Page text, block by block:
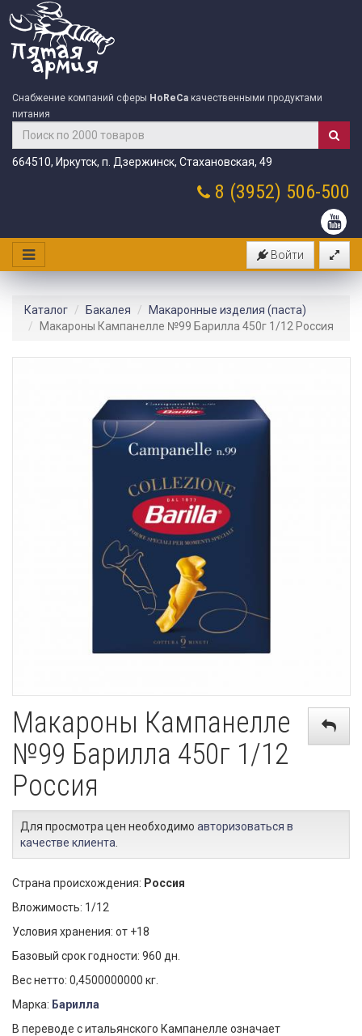
Снабжение компаний сферы HoReCa качественными продуктами
питания
664510, Иркутск, п. Дзержинск, Стахановская, 49
8 (3952) 506-500
Войти
Каталог Бакалея
Макаронные изделия (паста)
Макароны Кампанелле №99 Барилла 450г 1/12 Россия
Макароны Кампанелле
№99 Барилла 450г 1/12
Россия
Для просмотра цен необходимо авторизоваться в
качестве клиента
Страна происхождения: Россия
Вложимость: 1/12
Условия хранения: от +18
Базовый срок годности: 960 дн.
Вес нетто: 0,4500000000 кг.
Марка: Барилла
В переводе с итальянского Кампанелле означает